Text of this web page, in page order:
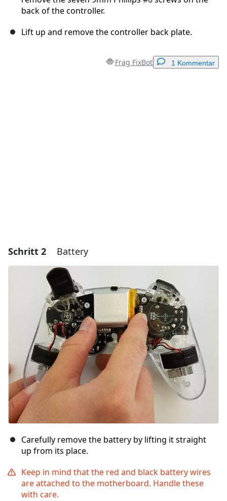
back of the controller.
Lift up and remove the controller back plate.
Frag FixBot 1 Kommentar
Schritt 2 Battery
Carefully remove the battery by lifting it straight
up from its place.
Keep in mind that the red and black battery wires
are attached to the motherboard. Handle these
with care.